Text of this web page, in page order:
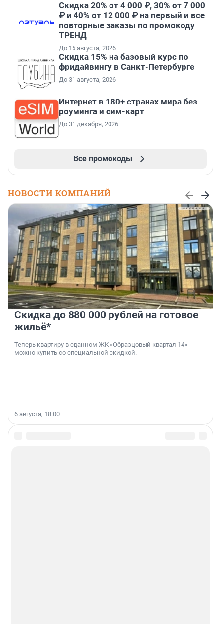
Скидка 20% от 4 000 ₽, 30% от 7 000
₽ и 40% от 12 000 ₽ на первый и все
повторные заказы по промокоду
ТРЕНД
До 15 августа, 2026
Скидка 15% на базовый курс по
фридайвингу в Санкт-Петербурге
До 31 августа, 2026
Интернет в 180+ странах мира без
роуминга и сим-карт
До 31 декабря, 2026
Все промокоды
НОВОСТИ КОМПАНИЙ
Скидка до 880 000 рублей на готовое
жильё*
Теперь квартиру в сданном ЖК «Образцовый квартал 14»
можно купить со специальной скидкой.
6 августа, 18:00